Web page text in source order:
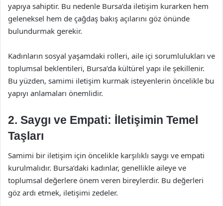
yapıya sahiptir. Bu nedenle Bursa’da iletişim kurarken hem
geleneksel hem de çağdaş bakış açılarını göz önünde
bulundurmak gerekir.
Kadınların sosyal yaşamdaki rolleri, aile içi sorumlulukları ve
toplumsal beklentileri, Bursa’da kültürel yapı ile şekillenir.
Bu yüzden, samimi iletişim kurmak isteyenlerin öncelikle bu
yapıyı anlamaları önemlidir.
2. Saygı ve Empati: İletişimin Temel
Taşları
Samimi bir iletişim için öncelikle karşılıklı saygı ve empati
kurulmalıdır. Bursa’daki kadınlar, genellikle aileye ve
toplumsal değerlere önem veren bireylerdir. Bu değerleri
göz ardı etmek, iletişimi zedeler.